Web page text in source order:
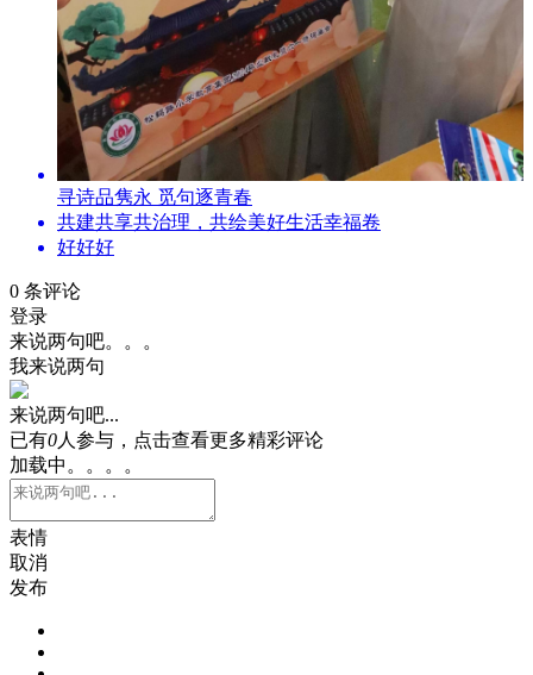
寻诗品隽永 觅句逐青春
共建共享共治理，共绘美好生活幸福卷
好好好
0 条评论
登录
来说两句吧。。。
我来说两句
来说两句吧...
已有0人参与，点击查看更多精彩评论
加载中。。。。
表情
取消
发布